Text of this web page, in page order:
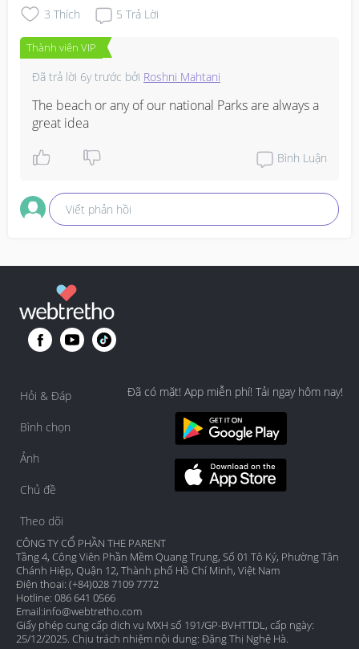
3 Thích 5 Trả Lời
Thành viên VIP
Đã trả lời 6y trước bởi Roshni Mahtani
The beach or any of our national Parks are always a
great idea
Bình Luận
Viết phản hồi
Hỏi & Đáp
Bình chọn
Ảnh
Chủ đề
Theo dõi
Đã có mặt! App miễn phí! Tải ngay hôm nay!
CÔNG TY CỔ PHẦN THE PARENT
Tầng 4, Công Viên Phần Mềm Quang Trung, Số 01 Tô Ký, Phường Tân
Chánh Hiệp, Quận 12, Thành phố Hồ Chí Minh, Việt Nam
Điện thoại: (+84)028 7109 7772
Hotline: 086 641 0566
Email:info@webtretho.com
Giấy phép cung cấp dịch vụ MXH số 191/GP-BVHTTDL, cấp ngày:
25/12/2025. Chịu trách nhiệm nội dung: Đặng Thị Nghệ Hà.